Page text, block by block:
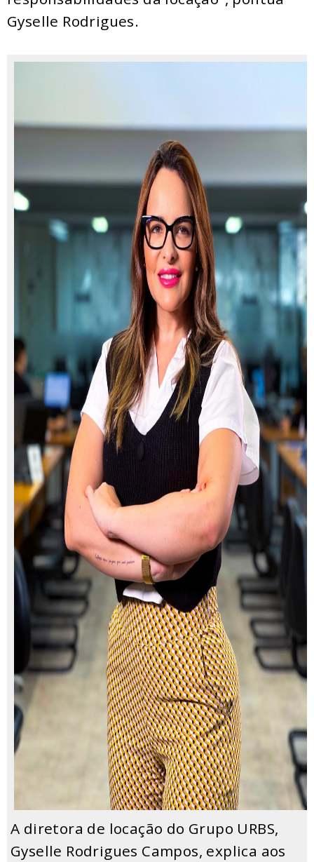
Gyselle Rodrigues.
A diretora de locação do Grupo URBS,
Gyselle Rodrigues Campos, explica aos